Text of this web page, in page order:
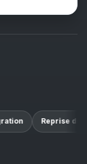
Reprise de